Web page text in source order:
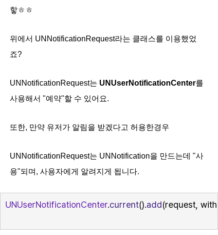
핳ㅎㅎ
위에서 UNNotificationRequest라는 클래스를 이용했었
죠?
UNNotificationRequest는 UNUserNotificationCenter를
사용해서 "예약"할 수 있어요.
또한, 만약 유저가 알림을 받겠다고 허용한경우
UNNotificationRequest는 UNNotification을 만드는데 "사
용"되며, 사용자에게 알려지게 됩니다.
UNUserNotificationCenter.current().add(request,